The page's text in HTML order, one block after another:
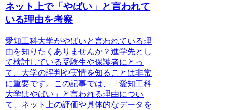
ネット上で「やばい」と言われて
いる理由を考察
愛知工科大学がやばいと言われている理
由を知りたくありませんか？進学先とし
て検討している受験生や保護者にとっ
て、大学の評判や実情を知ることは非常
に重要です。この記事では、「愛知工科
大学はやばい」と言われる理由につい
て、ネット上の評価や具体的なデータを